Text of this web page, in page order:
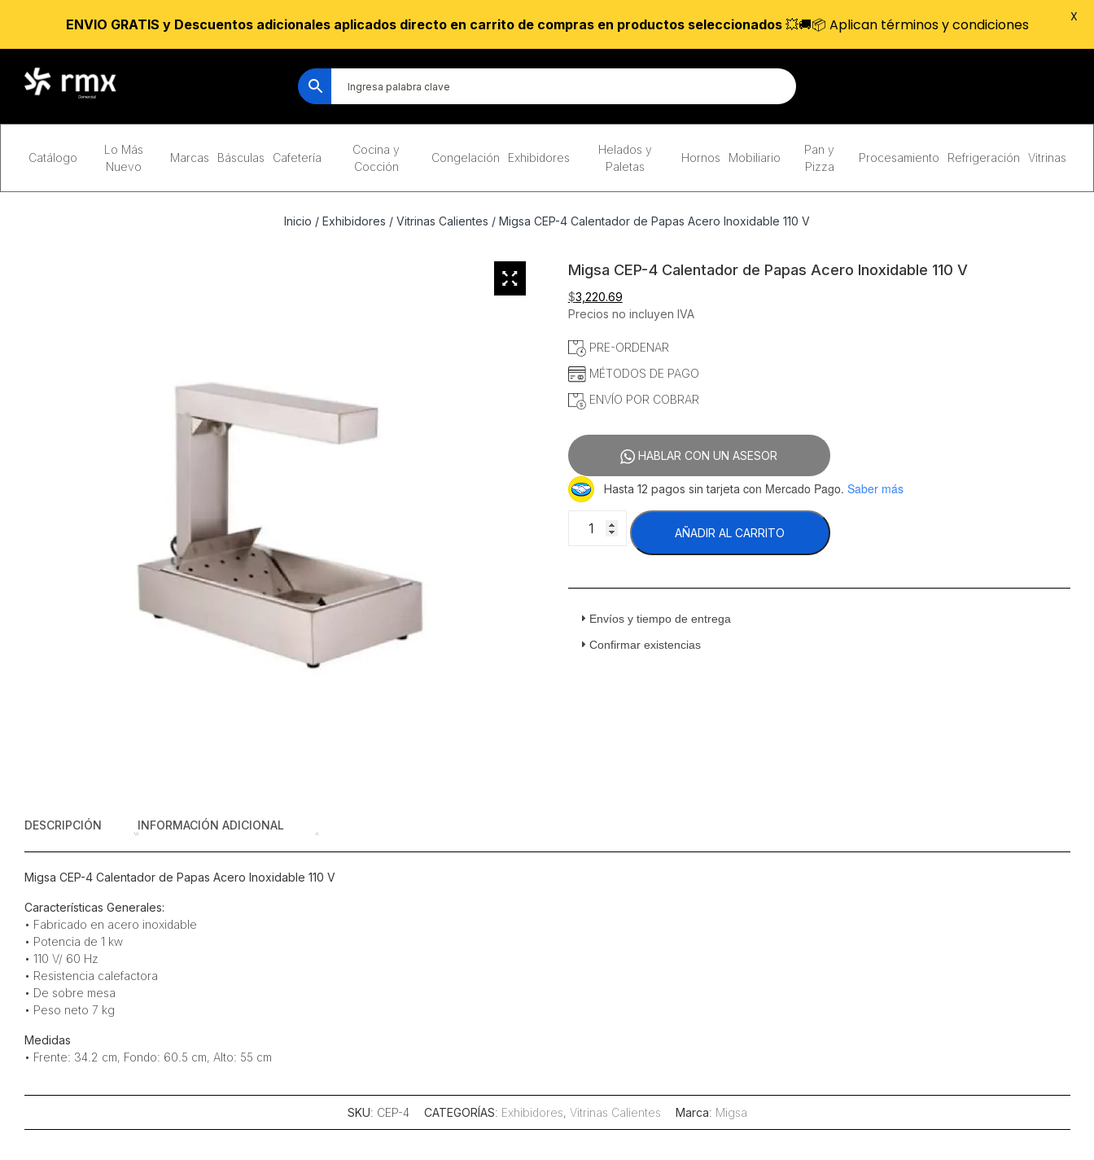
Catálogo
Lo Más
Nuevo
Marcas Básculas Cafetería
Cocina y
Cocción
Congelación Exhibidores
Helados y
Paletas
Hornos Mobiliario
Pan y
Pizza
Procesamiento Refrigeración Vitrinas
Inicio / Exhibidores / Vitrinas Calientes / Migsa CEP-4 Calentador de Papas Acero Inoxidable 110 V
Migsa CEP-4 Calentador de Papas Acero Inoxidable 110 V
$3,220.69
Precios no incluyen IVA
PRE-ORDENAR
MÉTODOS DE PAGO
ENVÍO POR COBRAR
HABLAR CON UN ASESOR
Hasta 12 pagos sin tarjeta con Mercado Pago. Saber más
CEP-
de
Acero
Inoxidable
AÑADIR AL CARRITO
Envíos y tiempo de entrega
Confirmar existencias
DESCRIPCIÓN INFORMACIÓN ADICIONAL
Migsa CEP-4 Calentador de Papas Acero Inoxidable 110 V
Características Generales:
• Fabricado en acero inoxidable
• Potencia de 1 kw
• 110 V/ 60 Hz
• Resistencia calefactora
• De sobre mesa
• Peso neto 7 kg
Medidas
• Frente: 34.2 cm, Fondo: 60.5 cm, Alto: 55 cm
SKU: CEP-4 CATEGORÍAS: Exhibidores, Vitrinas Calientes Marca: Migsa
ENVIO GRATIS y Descuentos adicionales aplicados directo en carrito de compras en productos seleccionados💥🚚📦 Aplican términos y condiciones X